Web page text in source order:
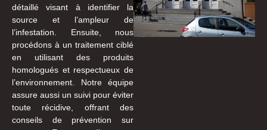
détaillé visant à identifier la
source et l’ampleur de
l’infestation. Ensuite, nous
procédons à un traitement ciblé
en utilisant des produits
homologués et respectueux de
l’environnement. Notre équipe
assure aussi un suivi pour éviter
toute récidive, offrant des
conseils de prévention sur